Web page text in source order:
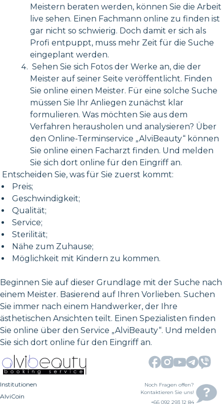
Meistern beraten werden, können Sie die Arbeit
live sehen. Einen Fachmann online zu finden ist
gar nicht so schwierig. Doch damit er sich als
Profi entpuppt, muss mehr Zeit für die Suche
eingeplant werden.
Sehen Sie sich Fotos der Werke an, die der
Meister auf seiner Seite veröffentlicht. Finden
Sie online einen Meister. Für eine solche Suche
müssen Sie Ihr Anliegen zunächst klar
formulieren. Was möchten Sie aus dem
Verfahren herausholen und analysieren? Über
den Online-Terminservice „AlviBeauty“ können
Sie online einen Facharzt finden. Und melden
Sie sich dort online für den Eingriff an.
Entscheiden Sie, was für Sie zuerst kommt:
Preis;
Geschwindigkeit;
Qualität;
Service;
Sterilität;
Nähe zum Zuhause;
Möglichkeit mit Kindern zu kommen.
Beginnen Sie auf dieser Grundlage mit der Suche nach
einem Meister. Basierend auf Ihren Vorlieben. Suchen
Sie immer nach einem Handwerker, der Ihre
ästhetischen Ansichten teilt. Einen Spezialisten finden
Sie online über den Service „AlviBeauty“. Und melden
Sie sich dort online für den Eingriff an.
Institutionen
AlviCoin
Noch Fragen offen?
Kontaktieren Sie uns!
+66 092 293 12 84